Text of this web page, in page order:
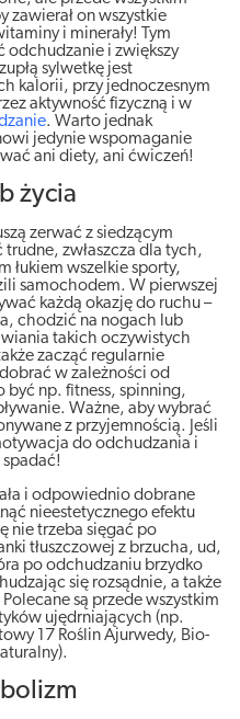
zawierał on wszystkie
i minerały! Tym
odchudzanie i zwiększy
sylwetkę jest
kalorii, przy jednoczesnym
aktywność fizyczną i w
. Warto jednak
jedynie wspomaganie
ani diety, ani ćwiczeń!
życia
zerwać z siedzącym
zwłaszcza dla tych,
łukiem wszelkie sporty,
samochodem. W pierwszej
każdą okazję do ruchu –
chodzić na nogach lub
takich oczywistych
zacząć regularnie
w zależności od
np. fitness, spinning,
Ważne, aby wybrać
z przyjemnością. Jeśli
do odchudzania i
i odpowiednio dobrane
nieestetycznego efektu
nie trzeba sięgać po
tłuszczowej z brzucha, ud,
po odchudzaniu brzydko
się rozsądnie, a także
są przede wszystkim
ujędrniających (np.
17 Roślin Ajurwedy, Bio-